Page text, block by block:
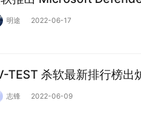
明途 2022-06-17
TEST 杀软最新排行榜出
志锋 2022-06-09